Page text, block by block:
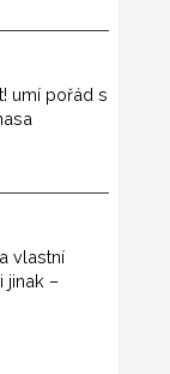
umí pořád s
vlastní
jinak –